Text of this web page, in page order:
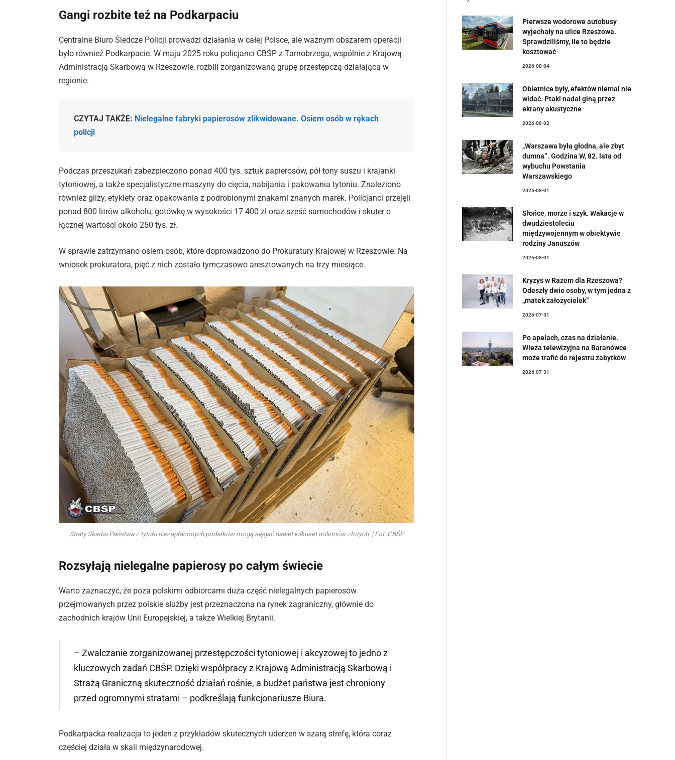
Gangi rozbite też na Podkarpaciu
Centralne Biuro Śledcze Policji prowadzi działania w całej Polsce, ale ważnym obszarem operacji
było również Podkarpacie. W maju 2025 roku policjanci CBŚP z Tarnobrzega, wspólnie z Krajową
Administracją Skarbową w Rzeszowie, rozbili zorganizowaną grupę przestępczą działającą w
regionie.
CZYTAJ TAKŻE: Nielegalne fabryki papierosów zlikwidowane. Osiem osób w rękach
policji
Podczas przeszukań zabezpieczono ponad 400 tys. sztuk papierosów, pół tony suszu i krajanki
tytoniowej, a także specjalistyczne maszyny do cięcia, nabijania i pakowania tytoniu. Znaleziono
również gilzy, etykiety oraz opakowania z podrobionymi znakami znanych marek. Policjanci przejęli
ponad 800 litrów alkoholu, gotówkę w wysokości 17 400 zł oraz sześć samochodów i skuter o
łącznej wartości około 250 tys. zł.
W sprawie zatrzymano osiem osób, które doprowadzono do Prokuratury Krajowej w Rzeszowie. Na
wniosek prokuratora, pięć z nich zostało tymczasowo aresztowanych na trzy miesiące.
Straty Skarbu Państwa z tytułu niezapłaconych podatków mogą sięgać nawet kilkuset milionów złotych. | Fot. CBŚP
Rozsyłają nielegalne papierosy po całym świecie
Warto zaznaczyć, że poza polskimi odbiorcami duża część nielegalnych papierosów
przejmowanych przez polskie służby jest przeznaczona na rynek zagraniczny, głównie do
zachodnich krajów Unii Europejskiej, a także Wielkiej Brytanii.
– Zwalczanie zorganizowanej przestępczości tytoniowej i akcyzowej to jedno z
kluczowych zadań CBŚP. Dzięki współpracy z Krajową Administracją Skarbową i
Strażą Graniczną skuteczność działań rośnie, a budżet państwa jest chroniony
przed ogromnymi stratami – podkreślają funkcjonariusze Biura.
Podkarpacka realizacja to jeden z przykładów skutecznych uderzeń w szarą strefę, która coraz
częściej działa w skali międzynarodowej.
Pierwsze wodorowe autobusy
wyjechały na ulice Rzeszowa.
Sprawdziliśmy, ile to będzie
kosztować
2026-08-04
Obietnice były, efektów niemal nie
widać. Ptaki nadal giną przez
ekrany akustyczne
2026-08-02
„Warszawa była głodna, ale zbyt
dumna”. Godzina W, 82. lata od
wybuchu Powstania
Warszawskiego
2026-08-01
Słońce, morze i szyk. Wakacje w
dwudziestoleciu
międzywojennym w obiektywie
rodziny Januszów
2026-08-01
Kryzys w Razem dla Rzeszowa?
Odeszły dwie osoby, w tym jedna z
„matek założycielek”
2026-07-31
Po apelach, czas na działanie.
Wieża telewizyjna na Baranówce
może trafić do rejestru zabytków
2026-07-31